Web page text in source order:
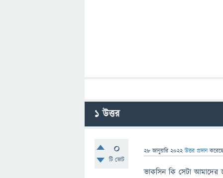
1উত্তর
0
টি ভোট
28 জানুয়ারি 2022 উত্তর প্রদান
ভাকসিন কি সেটা